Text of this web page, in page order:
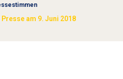
am 9. Juni 2018